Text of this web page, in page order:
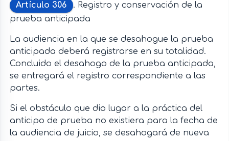
Artículo 306
. Registro y conservación de la
prueba anticipada
La audiencia en la que se desahogue la prueba
anticipada deberá registrarse en su totalidad.
Concluido el desahogo de la prueba anticipada,
se entregará el registro correspondiente a las
partes.
Si el obstáculo que dio lugar a la práctica del
anticipo de prueba no existiera para la fecha de
la audiencia de juicio, se desahogará de nueva